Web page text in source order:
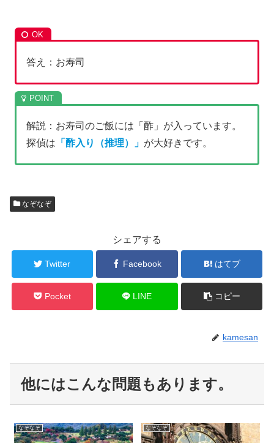
答え：お寿司
解説：お寿司のご飯には「酢」が入っています。
探偵は 「酢入り（推理）」 が大好きです。
なぞなぞ
シェアする
Twitter Facebook はてブ
Pocket LINE コピー
kamesan
他にはこんな問題もあります。
なぞなぞ なぞなぞ